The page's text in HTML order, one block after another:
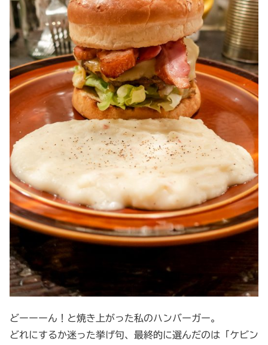
どーーーん！と焼き上がった私のハンバーガー。
どれにするか迷った挙げ句、最終的に選んだのは「ケビン